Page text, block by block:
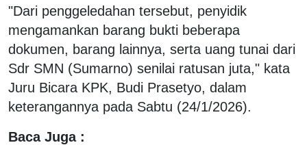
"Dari penggeledahan tersebut, penyidik
mengamankan barang bukti beberapa
dokumen, barang lainnya, serta uang tunai dari
Sdr SMN (Sumarno) senilai ratusan juta," kata
Juru Bicara KPK, Budi Prasetyo, dalam
keterangannya pada Sabtu (24/1/2026).
Baca Juga :